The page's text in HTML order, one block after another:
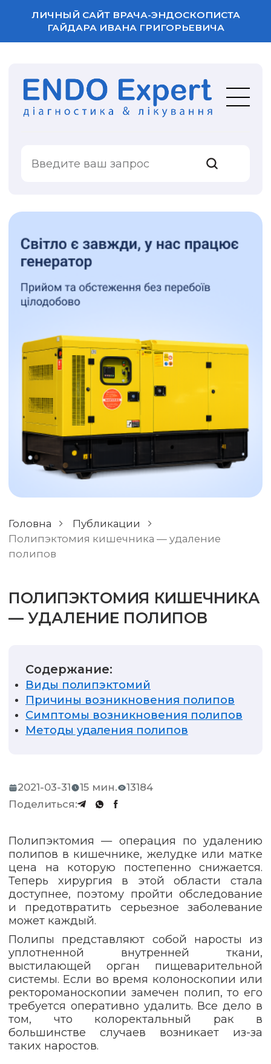
ЛИЧНЫЙ САЙТ ВРАЧА-ЭНДОСКОПИСТА
ГАЙДАРА ИВАНА ГРИГОРЬЕВИЧА
УСЛУГИ
РАЗНОЕ
Головна
Публикации
Полипэктомия кишечника — удаление
полипов
ПОЛИПЭКТОМИЯ КИШЕЧНИКА
— УДАЛЕНИЕ ПОЛИПОВ
Содержание:
Виды полипэктомий
Причины возникновения полипов
Симптомы возникновения полипов
Методы удаления полипов
2021-03-31 15 мин.
13184
Поделиться:
Полипэктомия — операция по удалению
полипов в кишечнике, желудке или матке
цена на которую постепенно снижается.
Теперь хирургия в этой области стала
доступнее, поэтому пройти обследование
и предотвратить серьезное заболевание
может каждый.
Полипы представляют собой наросты из
уплотненной внутренней ткани,
выстилающей орган пищеварительной
системы. Если во время колоноскопии или
ректороманоскопии замечен полип, то его
требуется оперативно удалить. Все дело в
том, что колоректальный рак в
большинстве случаев возникает из-за
таких наростов.
ОСТАВИТЬ ОТЗЫВ